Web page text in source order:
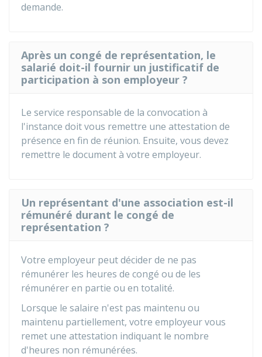
demande.
Après un congé de représentation, le
salarié doit-il fournir un justificatif de
participation à son employeur ?
Le service responsable de la convocation à
l'instance doit vous remettre une attestation de
présence en fin de réunion. Ensuite, vous devez
remettre le document à votre employeur.
Un représentant d'une association est-il
rémunéré durant le congé de
représentation ?
Votre employeur peut décider de ne pas
rémunérer les heures de congé ou de les
rémunérer en partie ou en totalité.
Lorsque le salaire n'est pas maintenu ou
maintenu partiellement, votre employeur vous
remet une attestation indiquant le nombre
d'heures non rémunérées.